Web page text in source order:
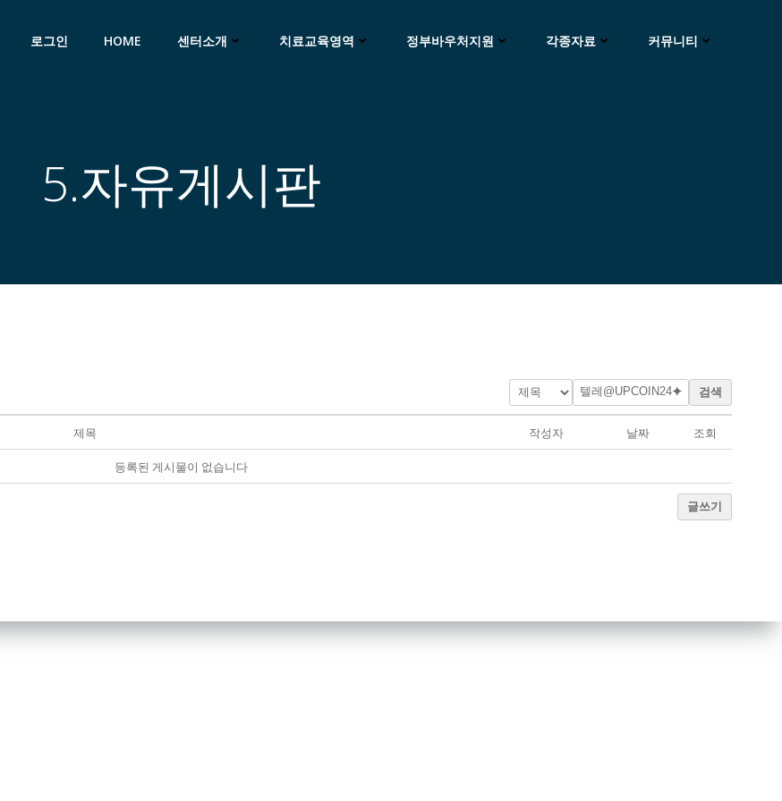
로그인 HOME 센터소개 치료교육영역 정부바우처지원 각종자료 커뮤니티
5.자유게시판
검색
제목 작성자 날짜 조회
등록된 게시물이 없습니다
글쓰기